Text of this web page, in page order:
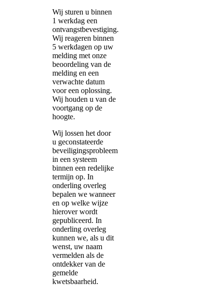
Wij sturen u binnen
1 werkdag een
ontvangstbevestiging.
Wij reageren binnen
5 werkdagen op uw
melding met onze
beoordeling van de
melding en een
verwachte datum
voor een oplossing.
Wij houden u van de
voortgang op de
hoogte.
Wij lossen het door
u geconstateerde
beveiligingsprobleem
in een systeem
binnen een redelijke
termijn op. In
onderling overleg
bepalen we wanneer
en op welke wijze
hierover wordt
gepubliceerd. In
onderling overleg
kunnen we, als u dit
wenst, uw naam
vermelden als de
ontdekker van de
gemelde
kwetsbaarheid.